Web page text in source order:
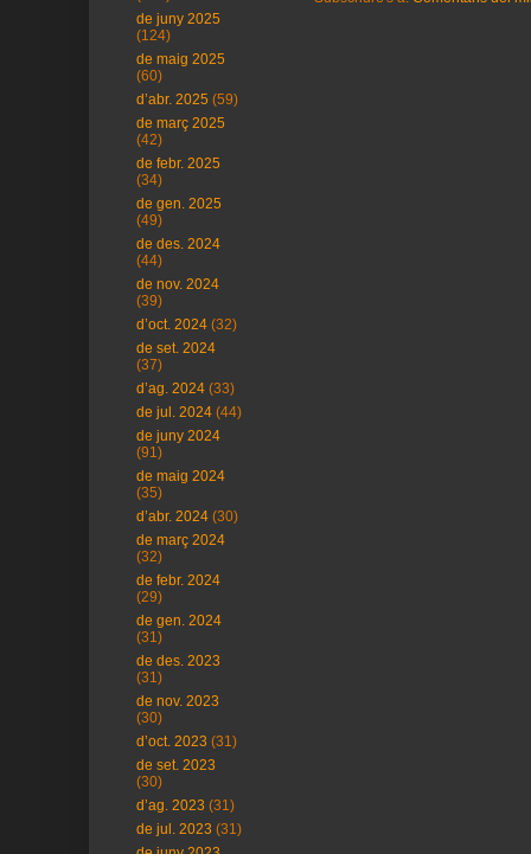
de juny 2025
(124)
de maig 2025
(60)
d’abr. 2025 (59)
de març 2025
(42)
de febr. 2025
(34)
de gen. 2025
(49)
de des. 2024
(44)
de nov. 2024
(39)
d’oct. 2024 (32)
de set. 2024
(37)
d’ag. 2024 (33)
de jul. 2024 (44)
de juny 2024
(91)
de maig 2024
(35)
d’abr. 2024 (30)
de març 2024
(32)
de febr. 2024
(29)
de gen. 2024
(31)
de des. 2023
(31)
de nov. 2023
(30)
d’oct. 2023 (31)
de set. 2023
(30)
d’ag. 2023 (31)
de jul. 2023 (31)